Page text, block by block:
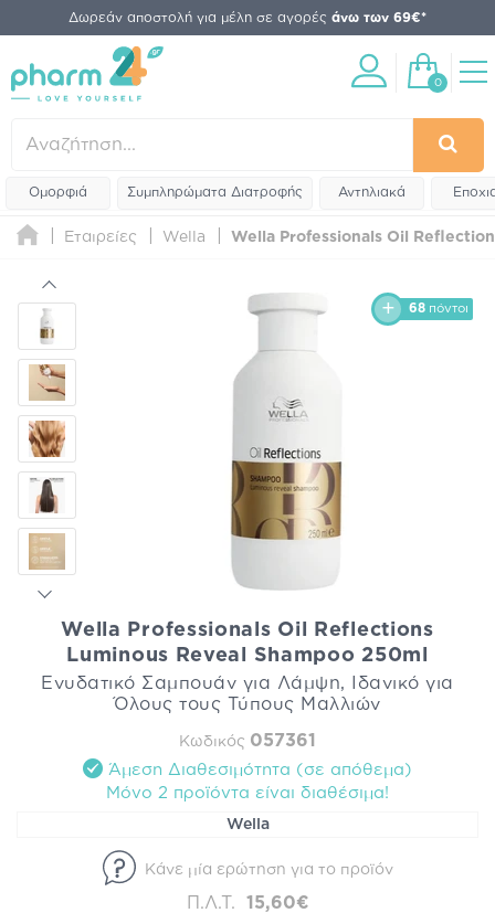
Δωρεάν αποστολή για μέλη σε αγορές άνω των 69€*
0
Ομορφιά Συμπληρώματα Διατροφής Αντηλιακά
Εταιρείες Wella Wella Professionals Oil
68 πόντοι
Wella Professionals Oil Reflections
Luminous Reveal Shampoo 250ml
Ενυδατικό Σαμπουάν για Λάμψη, Ιδανικό για
Όλους τους Τύπους Μαλλιών
Κωδικός 057361
Άμεση Διαθεσιμότητα (σε απόθεμα)
Mόνο 2 προϊόντα είναι διαθέσιμα!
Wella
Κάνε μία ερώτηση για το προϊόν
Π.Λ.Τ. 15,60€